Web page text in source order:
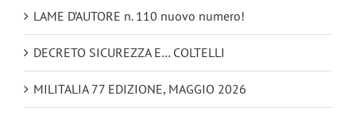
LAME D’AUTORE n. 110 nuovo numero!
DECRETO SICUREZZA E… COLTELLI
MILITALIA 77 EDIZIONE, MAGGIO 2026